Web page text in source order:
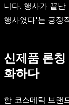
니다. 행사가 끝
행사였다'는 긍정
신제품 론
화하다
한 코스메틱 브랜